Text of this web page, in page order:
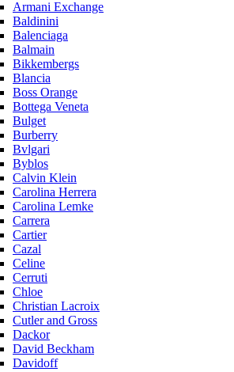
Armani Exchange
Baldinini
Balenciaga
Balmain
Bikkembergs
Blancia
Boss Orange
Bottega Veneta
Bulget
Burberry
Bvlgari
Byblos
Calvin Klein
Carolina Herrera
Carolina Lemke
Carrera
Cartier
Cazal
Celine
Cerruti
Chloe
Christian Lacroix
Cutler and Gross
Dackor
David Beckham
Davidoff